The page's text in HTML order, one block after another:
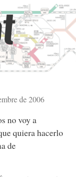
de 2006
no voy a
quiera hacerlo
de